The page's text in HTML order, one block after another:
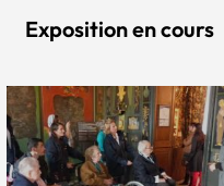
Exposition en cours